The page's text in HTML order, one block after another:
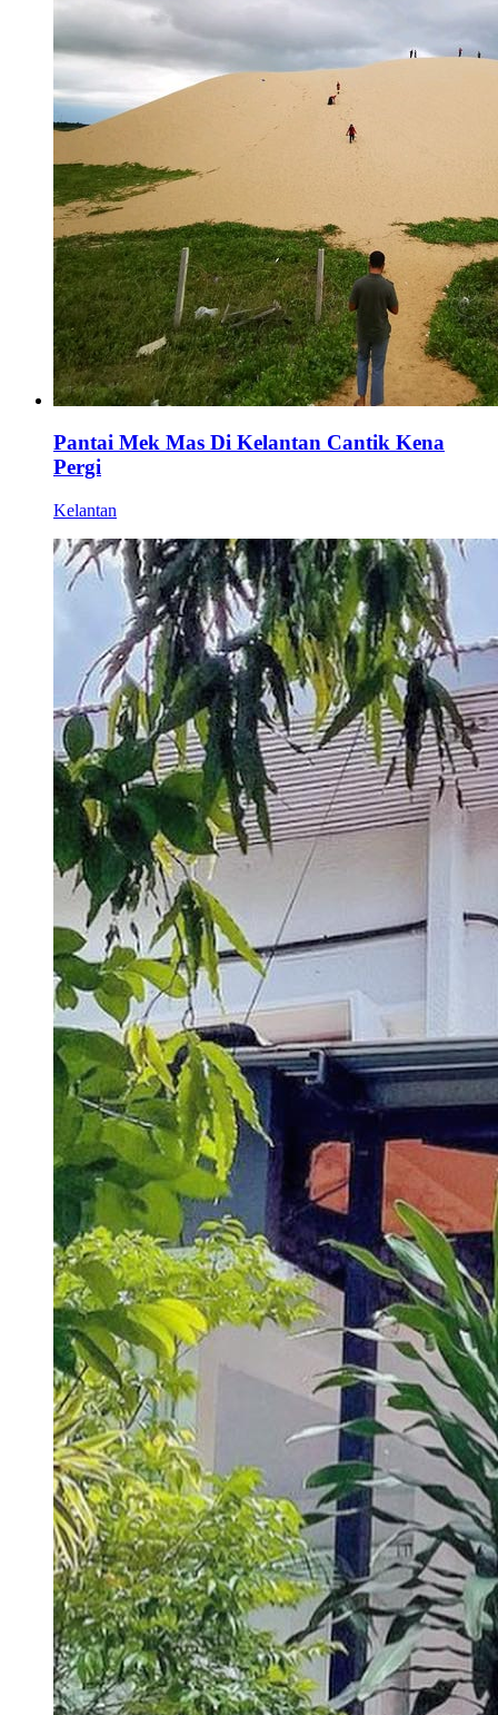
Pantai Mek Mas Di Kelantan Cantik Kena
Pergi
Kelantan